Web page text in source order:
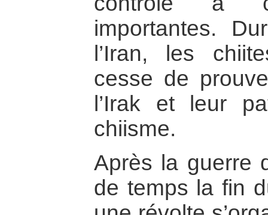
importantes.
l’Iran, les
cesse de
l’Irak et leur
chiisme.
Après la guerre
de temps la fin